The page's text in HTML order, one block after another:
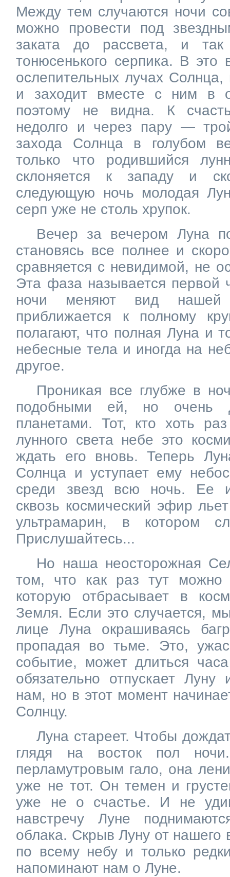
Между тем случаются ночи
можно провести под
заката до рассвета, и
тонюсенького серпика. В это
ослепительных лучах
и заходит вместе с ним в
поэтому не видна. К
недолго и через пару —
захода Солнца в голубом
только что родившийся
склоняется к западу и
следующую ночь молодая
серп уже не столь хрупок.
Вечер за вечером Луна
становясь все полнее и
сравняется с невидимой, не
Эта фаза называется первой
ночи меняют вид
приближается к полному
полагают, что полная Луна и
небесные тела и иногда на
другое.
Проникая все глубже в
подобными ей, но очень
планетами. Тот, кто хоть
лунного света небе это
ждать его вновь. Теперь
Солнца и уступает ему
среди звезд всю ночь. Ее
сквозь космический эфир
ультрамарин, в котором
Прислушайтесь...
Но наша неосторожная
том, что как раз тут можно
которую отбрасывает в
Земля. Если это случается,
лице Луна окрашиваясь
пропадая во тьме. Это,
событие, может длиться
обязательно отпускает
нам, но в этот момент
Солнцу.
Луна стареет. Чтобы
глядя на восток пол
перламутровым гало, она
уже не тот. Он темен и
уже не о счастье. И не
навстречу Луне
облака. Скрыв Луну от нашего
по всему небу и только
напоминают нам о Луне.